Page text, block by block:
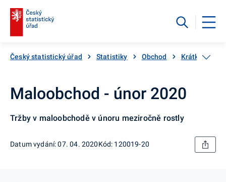
Český statistický úřad Statistiky Obchod Krátkodobé
Maloobchod - únor 2020
Tržby v maloobchodě v únoru meziročně rostly
Datum vydání: 07. 04. 2020Kód: 120019-20